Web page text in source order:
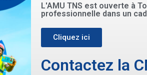
L'AMU TNS est ouverte à
professionnelle dans un
Cliquez ici
Contactez la